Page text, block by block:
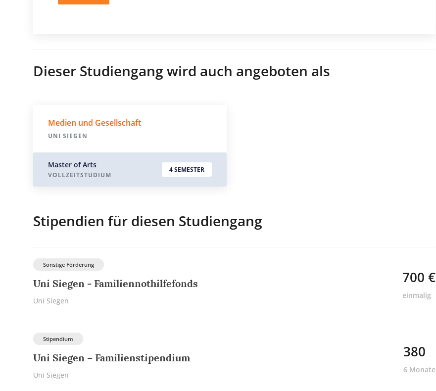
Dieser Studiengang wird auch angeboten als
Medien und Gesellschaft
UNI SIEGEN
Master of Arts
VOLLZEITSTUDIUM
4 SEMESTER
Stipendien für diesen Studiengang
Sonstige Förderung
Uni Siegen - Familiennothilfefonds
Uni Siegen
700 €
einmalig
Stipendium
Uni Siegen – Familienstipendium
Uni Siegen
380
6 Monate